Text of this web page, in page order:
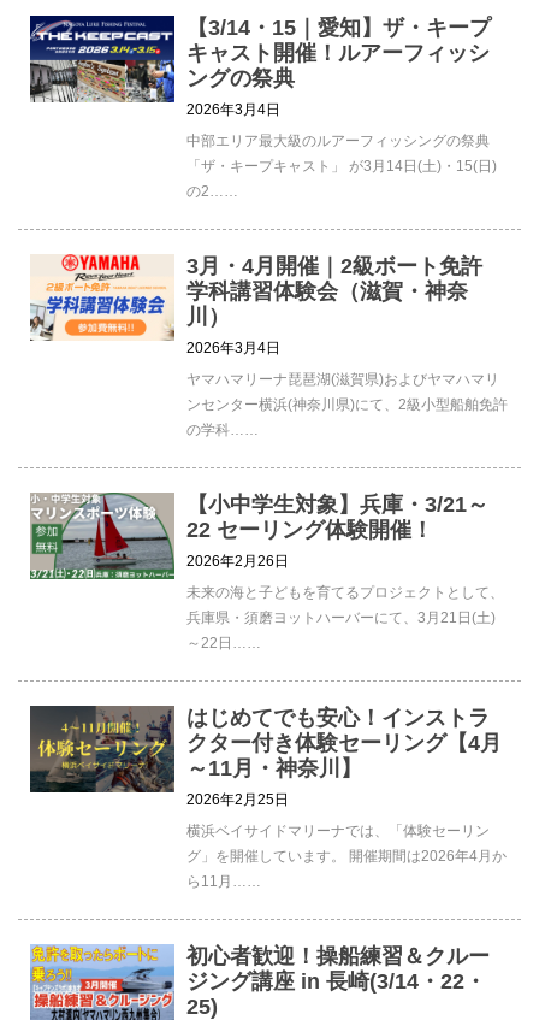
【3/14・15｜愛知】ザ・キープ
キャスト開催！ルアーフィッシ
ングの祭典
2026年3月4日
中部エリア最大級のルアーフィッシングの祭典
「ザ・キープキャスト」 が3月14日(土)・15(日)
の2……
3月・4月開催｜2級ボート免許
学科講習体験会（滋賀・神奈
川）
2026年3月4日
ヤマハマリーナ琵琶湖(滋賀県)およびヤマハマリ
ンセンター横浜(神奈川県)にて、2級小型船舶免許
の学科……
【小中学生対象】兵庫・3/21～
22 セーリング体験開催！
2026年2月26日
未来の海と子どもを育てるプロジェクトとして、
兵庫県・須磨ヨットハーバーにて、3月21日(土)
～22日……
はじめてでも安心！インストラ
クター付き体験セーリング【4月
～11月・神奈川】
2026年2月25日
横浜ベイサイドマリーナでは、「体験セーリン
グ」を開催しています。 開催期間は2026年4月か
ら11月……
初心者歓迎！操船練習＆クルー
ジング講座 in 長崎(3/14・22・
25)